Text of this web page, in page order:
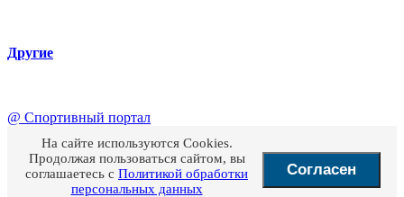
Другие
@ Спортивный портал
На сайте используются Cookies.
Продолжая пользоваться сайтом, вы
соглашаетесь с Политикой обработки
персональных данных
Согласен